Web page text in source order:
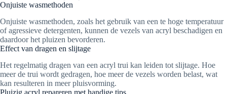
Onjuiste wasmethoden
Onjuiste wasmethoden, zoals het gebruik van een te hoge temperatuur
of agressieve detergenten, kunnen de vezels van acryl beschadigen en
daardoor het pluizen bevorderen.
Effect van dragen en slijtage
Het regelmatig dragen van een acryl trui kan leiden tot slijtage. Hoe
meer de trui wordt gedragen, hoe meer de vezels worden belast, wat
kan resulteren in meer pluisvorming.
Pluizig acryl repareren met handige tips